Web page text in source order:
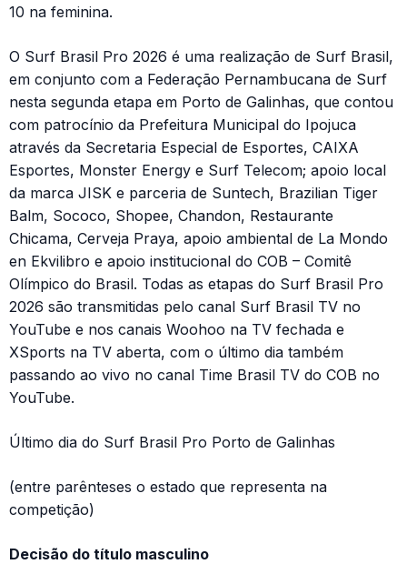
10 na feminina.
O Surf Brasil Pro 2026 é uma realização de Surf Brasil,
em conjunto com a Federação Pernambucana de Surf
nesta segunda etapa em Porto de Galinhas, que contou
com patrocínio da Prefeitura Municipal do Ipojuca
através da Secretaria Especial de Esportes, CAIXA
Esportes, Monster Energy e Surf Telecom; apoio local
da marca JISK e parceria de Suntech, Brazilian Tiger
Balm, Sococo, Shopee, Chandon, Restaurante
Chicama, Cerveja Praya, apoio ambiental de La Mondo
en Ekvilibro e apoio institucional do COB – Comitê
Olímpico do Brasil. Todas as etapas do Surf Brasil Pro
2026 são transmitidas pelo canal Surf Brasil TV no
YouTube e nos canais Woohoo na TV fechada e
XSports na TV aberta, com o último dia também
passando ao vivo no canal Time Brasil TV do COB no
YouTube.
Último dia do Surf Brasil Pro Porto de Galinhas
(entre parênteses o estado que representa na
competição)
Decisão do título masculino